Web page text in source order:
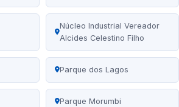
Núcleo Industrial Vereador
Alcides Celestino Filho
Parque dos Lagos
Parque Morumbi